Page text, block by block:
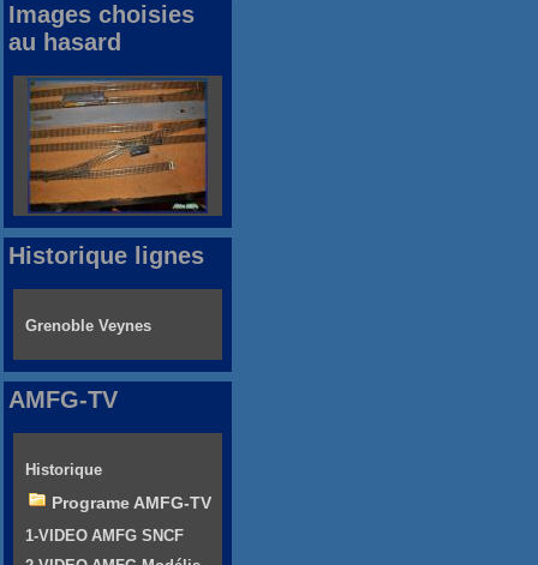
Images choisies
au hasard
Historique lignes
Grenoble Veynes
AMFG-TV
Historique
Programe AMFG-TV
1-VIDEO AMFG SNCF